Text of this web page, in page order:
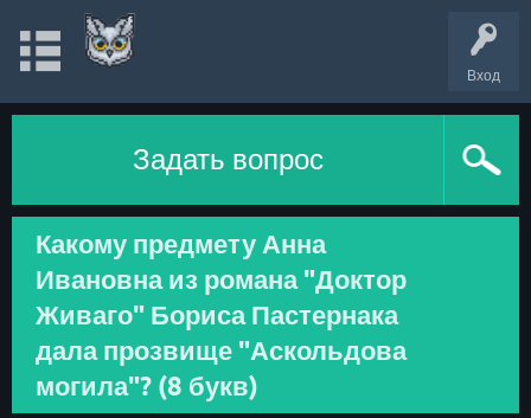
Вход
Задать вопрос
Какому предмету Анна
Ивановна из романа "Доктор
Живаго" Бориса Пастернака
дала прозвище "Аскольдова
могила"? (8 букв)